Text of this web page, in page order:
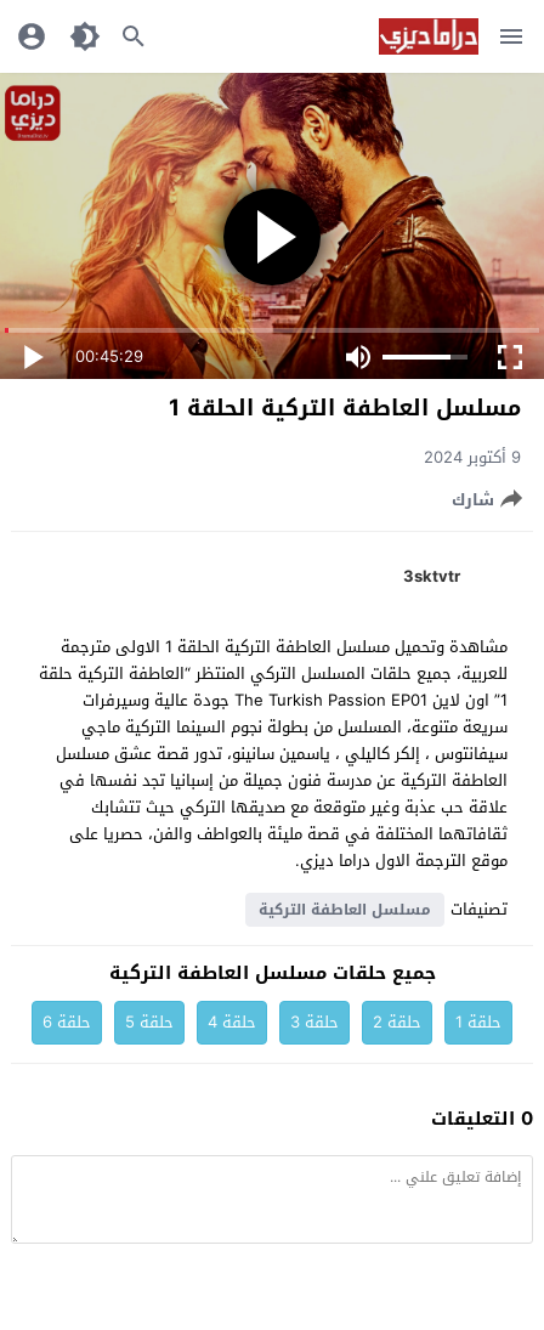
00:45:29
مسلسل العاطفة التركية الحلقة 1
9 أكتوبر 2024
شارك
3sktvtr
مشاهدة وتحميل مسلسل العاطفة التركية الحلقة 1 الاولى مترجمة
للعربية، جميع حلقات المسلسل التركي المنتظر “العاطفة التركية حلقة
1” اون لاين The Turkish Passion EP01 جودة عالية وسيرفرات
سريعة متنوعة، المسلسل من بطولة نجوم السينما التركية ماجي
سيفانتوس ، إلكر كاليلي ، ياسمين سانينو، تدور قصة عشق مسلسل
العاطفة التركية عن مدرسة فنون جميلة من إسبانيا تجد نفسها في
علاقة حب عذبة وغير متوقعة مع صديقها التركي حيث تتشابك
ثقافاتهما المختلفة في قصة مليئة بالعواطف والفن، حصريا على
موقع الترجمة الاول دراما ديزي.
تصنيفات
مسلسل العاطفة التركية
جميع حلقات مسلسل العاطفة التركية
حلقة 1 حلقة 2 حلقة 3 حلقة 4 حلقة 5 حلقة 6
0 التعليقات